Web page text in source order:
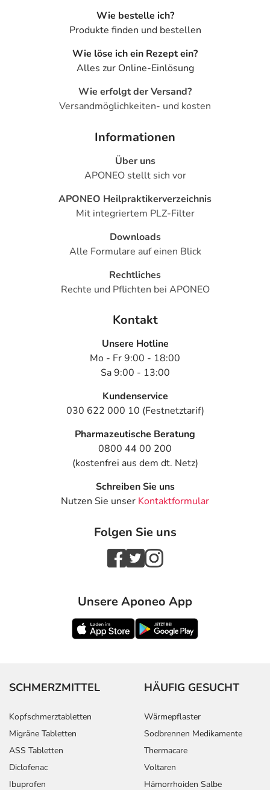
Wie bestelle ich?
Produkte finden und bestellen
Wie löse ich ein Rezept ein?
Alles zur Online-Einlösung
Wie erfolgt der Versand?
Versandmöglichkeiten- und kosten
Informationen
Über uns
APONEO stellt sich vor
APONEO Heilpraktikerverzeichnis
Mit integriertem PLZ-Filter
Downloads
Alle Formulare auf einen Blick
Rechtliches
Rechte und Pflichten bei APONEO
Kontakt
Unsere Hotline
Mo - Fr 9:00 - 18:00
Sa 9:00 - 13:00
Kundenservice
030 622 000 10 (Festnetztarif)
Pharmazeutische Beratung
0800 44 00 200
(kostenfrei aus dem dt. Netz)
Schreiben Sie uns
Nutzen Sie unser Kontaktformular
Folgen Sie uns
Unsere Aponeo App
SCHMERZMITTEL
Kopfschmerztabletten
Migräne Tabletten
ASS Tabletten
Diclofenac
Ibuprofen
HÄUFIG GESUCHT
Wärmepflaster
Sodbrennen Medikamente
Thermacare
Voltaren
Hämorrhoiden Salbe